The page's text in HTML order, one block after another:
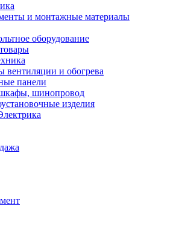
и монтажные материалы
оборудование
вентиляции и обогрева
панели
шинопровод
изделия